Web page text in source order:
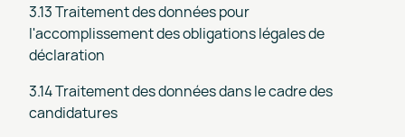
3.13 Traitement des données pour
l'accomplissement des obligations légales de
déclaration
3.14 Traitement des données dans le cadre des
candidatures